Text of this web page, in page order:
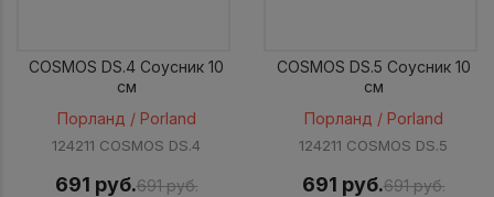
COSMOS DS.4 Соусник 10
см
Порланд / Porland
124211 COSMOS DS.4
691 руб.691 руб.
COSMOS DS.5 Соусник 10
см
Порланд / Porland
124211 COSMOS DS.5
691 руб.691 руб.